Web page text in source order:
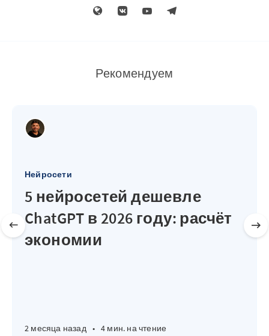
Рекомендуем
Нейросети
5 нейросетей дешевле
ChatGPT в 2026 году: расчёт
экономии
2 месяца назад • 4 мин. на чтение